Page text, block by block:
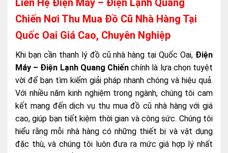
Liên Hệ Điện Máy – Điện Lạnh Quang
Chiến Nơi Thu Mua Đồ Cũ Nhà Hàng Tại
Quốc Oai Giá Cao, Chuyên Nghiệp
Khi bạn cần thanh lý đồ cũ nhà hàng tại Quốc Oai, Điện
Máy – Điện Lạnh Quang Chiến chính là lựa chọn tuyệt
vời để bạn tìm kiếm giải pháp nhanh chóng và hiệu quả.
Với nhiều năm kinh nghiệm trong ngành, chúng tôi cam
kết mang đến dịch vụ thu mua đồ cũ nhà hàng với giá
cao, giúp bạn tiết kiệm thời gian và công sức. Chúng tôi
hiểu rằng mỗi nhà hàng có những thiết bị và vật dụng
đặc thù, và chúng tôi luôn đưa ra mức giá hợp lý nhất